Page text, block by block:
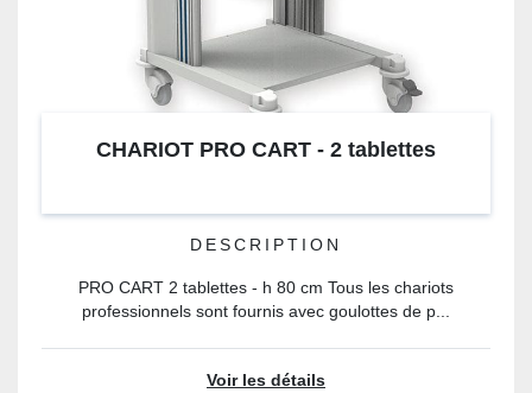
CHARIOT PRO CART - 2 tablettes
DESCRIPTION
PRO CART 2 tablettes - h 80 cm Tous les chariots
professionnels sont fournis avec goulottes de p...
Voir les détails